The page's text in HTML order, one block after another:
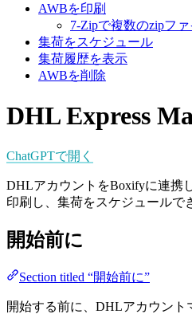
AWBを印刷
7-Zipで複数のzipフ
集荷をスケジュール
集荷履歴を表示
AWBを削除
DHL Express
ChatGPTで開く
DHLアカウントをBoxifyに連携
印刷し、集荷をスケジュールで
開始前に
Section titled “開始前に”
開始する前に、DHLアカウン